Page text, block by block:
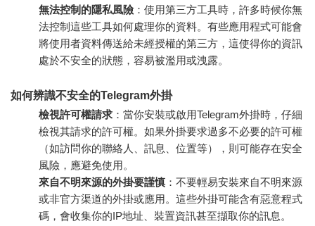
無法控制的隱私風險：使用第三方工具時，許多時候你無
法控制這些工具如何處理你的資料。有些應用程式可能會
將使用者資料傳送給未經授權的第三方，這使得你的資訊
處於不安全的狀態，容易被濫用或洩露。
如何辨識不安全的Telegram外掛
檢視許可權請求 ：當你安裝或啟用Telegram外掛時，仔細
檢視其請求的許可權。如果外掛要求過多不必要的許可權
（如訪問你的聯絡人、訊息、位置等），則可能存在安全
風險，應避免使用。
來自不明來源的外掛要謹慎 ：不要輕易安裝來自不明來源
或非官方渠道的外掛或應用。這些外掛可能含有惡意程式
碼，會收集你的IP地址、裝置資訊甚至擷取你的訊息。